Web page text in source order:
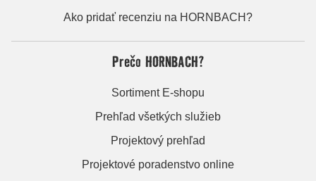
Ako pridať recenziu na HORNBACH?
Prečo HORNBACH?
Sortiment E-shopu
Prehľad všetkých služieb
Projektový prehľad
Projektové poradenstvo online